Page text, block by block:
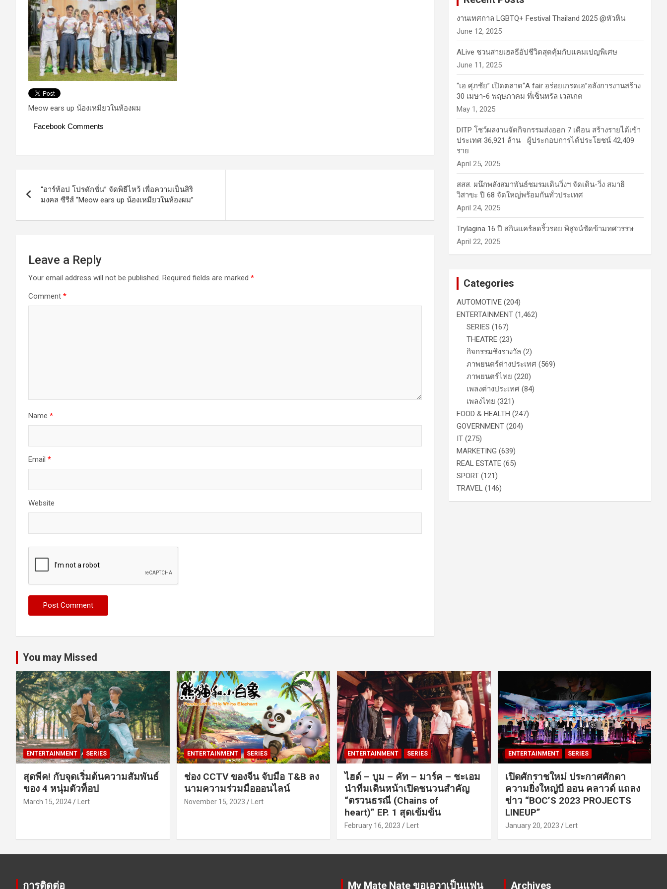
Meow ears up น้องเหมียวในห้องผม
Facebook Comments
navigation
“อาร์ท้อป โปรดักชั่น” จัดพิธีไหว้ เพื่อความเป็นสิริ
มงคล ซีรีส์ “Meow ears up น้องเหมียวในห้องผม”
Leave a Reply
Your email address will not be published. Required fields are marked *
Comment *
Name *
Email *
Website
งานเทศกาล LGBTQ+ Festival Thailand 2025 @หัวหิน
June 12, 2025
ALive ชวนสายเฮลธีอัปชีวิตสุดคุ้มกับแคมเปญพิเศษ
June 11, 2025
“เอ ศุภชัย” เปิดตลาด“A fair อร่อยเกรดเอ”อลังการงานสร้าง
30 เมษา-6 พฤษภาคม ที่เซ็นทรัล เวสเกต
May 1, 2025
DITP โชว์ผลงานจัดกิจกรรมส่งออก 7 เดือน สร้างรายได้เข้า
ประเทศ 36,921 ล้าน ผู้ประกอบการได้ประโยชน์ 42,409
ราย
April 25, 2025
สสส. ผนึกพลังสมาพันธ์ชมรมเดินวิ่งฯ จัดเดิน-วิ่ง สมาธิ
วิสาขะ ปี 68 จัดใหญ่พร้อมกันทั่วประเทศ
April 24, 2025
Trylagina 16 ปี สกินแคร์ลดริ้วรอย พิสูจน์ชัดข้ามทศวรรษ
April 22, 2025
Categories
AUTOMOTIVE (204)
ENTERTAINMENT (1,462)
SERIES (167)
THEATRE (23)
กิจกรรมชิงรางวัล (2)
ภาพยนตร์ต่างประเทศ (569)
ภาพยนตร์ไทย (220)
เพลงต่างประเทศ (84)
เพลงไทย (321)
FOOD & HEALTH (247)
GOVERNMENT (204)
IT (275)
MARKETING (639)
REAL ESTATE (65)
SPORT (121)
TRAVEL (146)
You may Missed
ENTERTAINMENT SERIES
สุดพีค! กับจุดเริ่มต้นความสัมพันธ์
ของ 4 หนุ่มตัวท็อป
March 15, 2024 Lert
ENTERTAINMENT SERIES
ช่อง CCTV ของจีน จับมือ T&B ลง
นามความร่วมมือออนไลน์
November 15, 2023 Lert
ENTERTAINMENT SERIES
ไฮด์ – บูม – คัท – มาร์ค – ชะเอม
นำทีมเดินหน้าเปิดชนวนสำคัญ
“ตรวนธรณี (Chains of
heart)” EP. 1 สุดเข้มข้น
February 16, 2023 Lert
ENTERTAINMENT SERIES
เปิดศักราชใหม่ ประกาศศักดา
ความยิ่งใหญ่บี ออน คลาวด์ แถลง
ข่าว “BOC’S 2023 PROJECTS
LINEUP”
January 20, 2023 Lert
การติดต่อ
My Mate Nate ขอเอวาเป็นแฟน
Archives